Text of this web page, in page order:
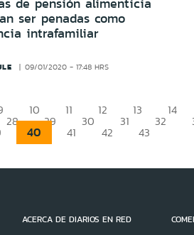
ser penadas como
intrafamiliar
09/01/2020 - 17:48 HRS
10 11 12 13 14
28 29 30 31 32
40 41 42 43
ACERCA DE DIARIOS EN RED